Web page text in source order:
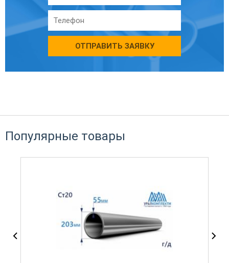
ОТПРАВИТЬ ЗАЯВКУ
Популярные товары